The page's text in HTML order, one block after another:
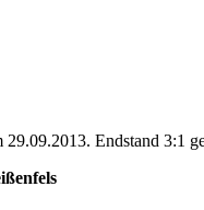
Endstand 3:1